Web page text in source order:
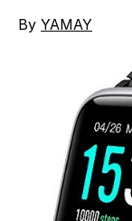
By YAMAY